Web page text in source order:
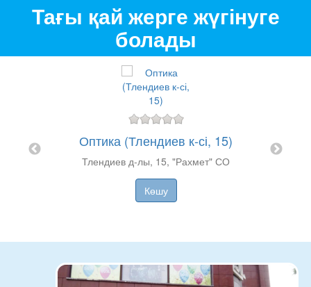
Тағы қай жерге жүгінуге
болады
Оптика (Тлендиев к-сі, 15)
Тлендиев д-лы, 15, "Рахмет" СО
Көшу